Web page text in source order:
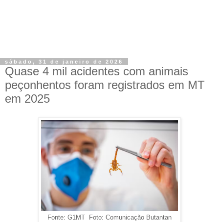
sábado, 31 de janeiro de 2026
Quase 4 mil acidentes com animais
peçonhentos foram registrados em MT
em 2025
Fonte: G1MT Foto: Comunicação Butantan